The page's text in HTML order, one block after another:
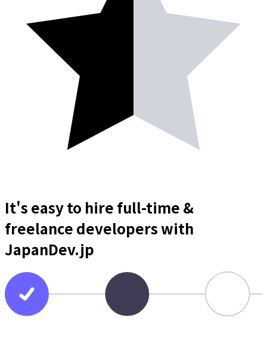
It's easy to hire full-time &
freelance developerswith
JapanDev.jp